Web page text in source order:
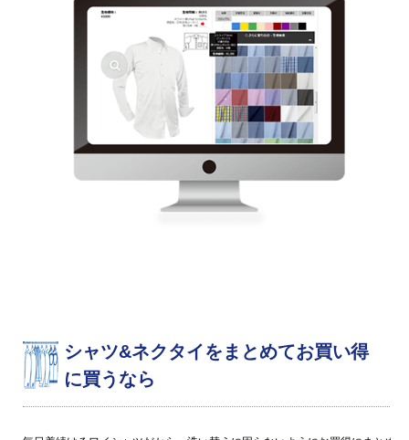
シャツ&ネクタイをまとめてお買い得
に買うなら